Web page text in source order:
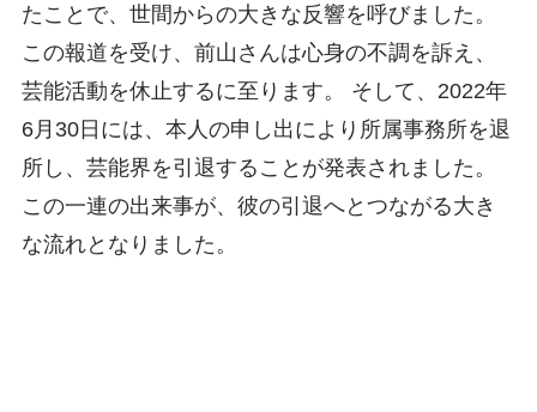
たことで、世間からの大きな反響を呼びました。
この報道を受け、前山さんは心身の不調を訴え、
芸能活動を休止するに至ります。 そして、2022年
6月30日には、本人の申し出により所属事務所を退
所し、芸能界を引退することが発表されました。
この一連の出来事が、彼の引退へとつながる大き
な流れとなりました。